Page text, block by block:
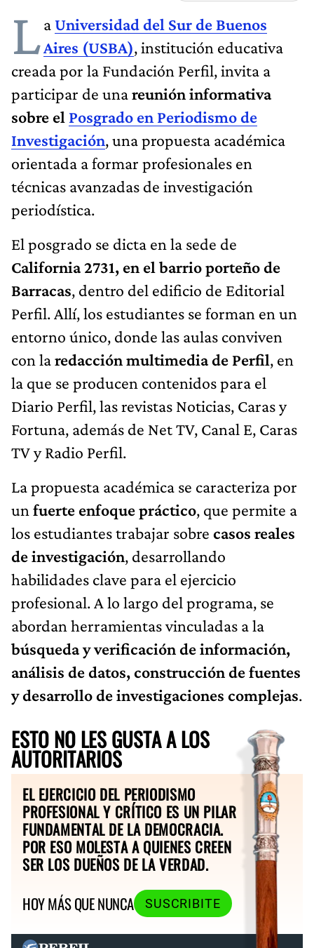
LaUniversidad del Sur de Buenos
Aires (USBA), institución educativa
creada por la Fundación Perfil, invita a
participar de unareunión informativa
sobre el Posgrado en Periodismo de
Investigación, una propuesta académica
orientada a formar profesionales en
técnicas avanzadas de investigación
periodística.
El posgrado se dicta en la sede de
California 2731, en el barrio porteño de
Barracas, dentro del edificio de Editorial
Perfil. Allí, los estudiantes se forman en un
entorno único, donde las aulas conviven
con laredacción multimedia de Perfil, en
la que se producen contenidos para el
Diario Perfil, las revistas Noticias, Caras y
Fortuna, además de Net TV, Canal E, Caras
TV y Radio Perfil.
La propuesta académica se caracteriza por
un fuerte enfoque práctico, que permite a
los estudiantes trabajar sobre casos reales
de investigación, desarrollando
habilidades clave para el ejercicio
profesional. A lo largo del programa, se
abordan herramientas vinculadas a la
búsqueda y verificación de información,
análisis de datos, construcción de fuentes
y desarrollo de investigaciones complejas.
ESTO NO LES GUSTA A LOS
AUTORITARIOS
EL EJERCICIO DEL PERIODISMO
PROFESIONAL Y CRÍTICO ES UN PILAR
FUNDAMENTAL DE LA DEMOCRACIA.
POR ESO MOLESTA A QUIENES CREEN
SER LOS DUEÑOS DE LA VERDAD.
HOY MÁS QUE NUNCA
SUSCRIBITE